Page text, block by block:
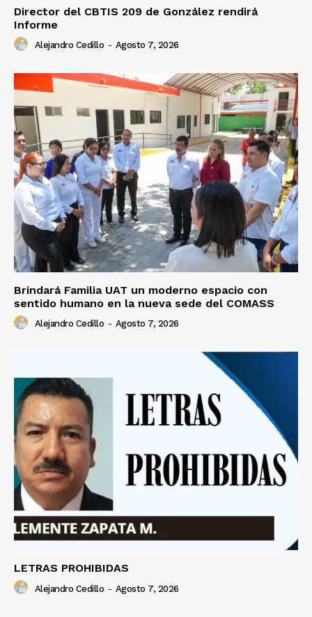
Director del CBTIS 209 de González rendirá
Informe
Alejandro Cedillo - Agosto 7, 2026
Brindará Familia UAT un moderno espacio con
sentido humano en la nueva sede del COMASS
Alejandro Cedillo - Agosto 7, 2026
LETRAS PROHIBIDAS
Alejandro Cedillo - Agosto 7, 2026